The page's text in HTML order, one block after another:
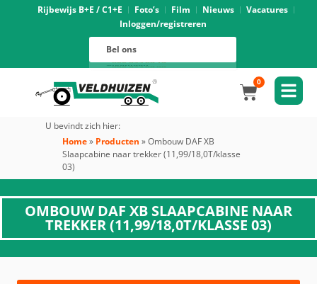
Rijbewijs B+E / C1+E Foto’s Film Nieuws
Vacatures
Inloggen/registreren
Bel ons
0
U bevindt zich hier:
Home» Producten »Ombouw DAF XB
Slaapcabine naar trekker (11,99/18,0T/klasse
03)
OMBOUW DAF XB SLAAPCABINE NAAR
TREKKER (11,99/18,0T/KLASSE 03)